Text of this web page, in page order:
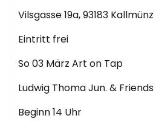
Vilsgasse 19a, 93183 Kallmünz
Eintritt frei
So 03 März Art on Tap
Ludwig Thoma Jun. & Friends
Beginn 14 Uhr